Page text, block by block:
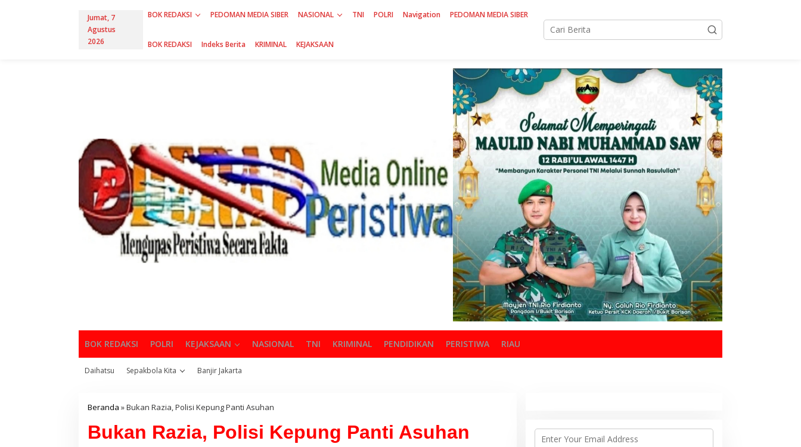
Jumat, 7
Agustus
2026
BOK REDAKSI PEDOMAN MEDIA SIBER NASIONAL TNI POLRI Navigation PEDOMAN MEDIA SIBER
BOK REDAKSI Indeks Berita KRIMINAL KEJAKSAAN
BOK REDAKSI POLRI KEJAKSAAN NASIONAL TNI KRIMINAL PENDIDIKAN PERISTIWA RIAU
Daihatsu Sepakbola Kita Banjir Jakarta
Beranda »Bukan Razia, Polisi Kepung Panti Asuhan
Bukan Razia, Polisi Kepung Panti Asuhan